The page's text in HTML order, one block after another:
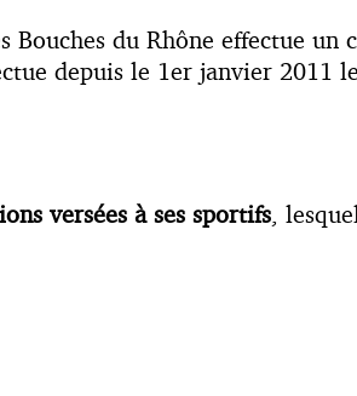
Bouches du Rhône effectue un
depuis le 1er janvier 2011
versées à ses sportifs,